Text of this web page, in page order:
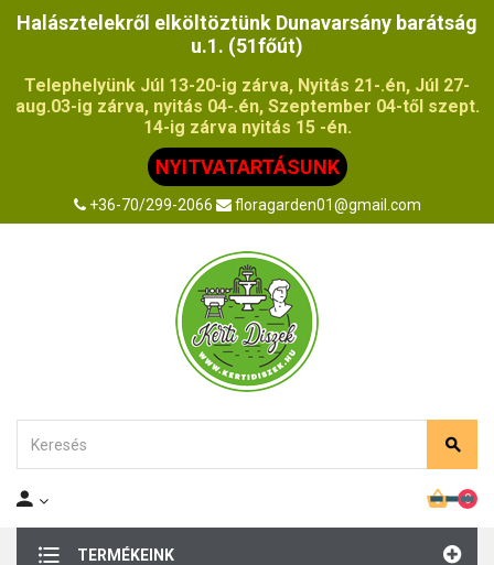
Halásztelekről elköltöztünk Dunavarsány barátság
u.1. (51főút)
Telephelyünk Júl 13-20-ig zárva, Nyitás 21-.én, Júl 27-
aug.03-ig zárva, nyitás 04-.én, Szeptember 04-től szept.
14-ig zárva nyitás 15 -én.
NYITVATARTÁSUNK
+36-70/299-2066 floragarden01@gmail.com
0
TERMÉKEINK